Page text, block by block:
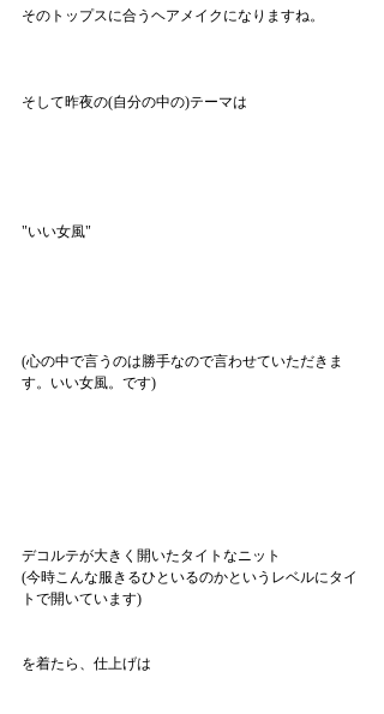
そのトップスに合うヘアメイクになりますね。
そして昨夜の(自分の中の)テーマは
"いい女風"
(心の中で言うのは勝手なので言わせていただきま
す。いい女風。です)
デコルテが大きく開いたタイトなニット
(今時こんな服きるひといるのかというレベルにタイ
トで開いています)
を着たら、仕上げは